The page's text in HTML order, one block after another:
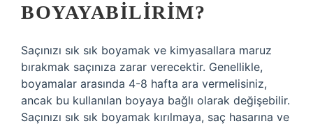
BOYAYABILIRIM?
Saçınızı sık sık boyamak ve kimyasallara maruz
bırakmak saçınıza zarar verecektir. Genellikle,
boyamalar arasında 4-8 hafta ara vermelisiniz,
ancak bu kullanılan boyaya bağlı olarak değişebilir.
Saçınızı sık sık boyamak kırılmaya, saç hasarına ve